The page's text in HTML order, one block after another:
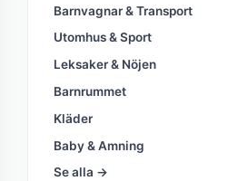
Barnvagnar & Transport
Utomhus & Sport
Leksaker & Nöjen
Barnrummet
Kläder
Baby & Amning
Se alla →